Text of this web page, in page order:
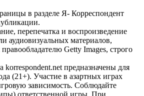
в разделе Я- Корреспондент
перепечатка и воспроизведение
аудиовизуальных материалов,
Getty Images, строго
korrespondent.net предназначены для
(21+). Участие в азартных играх
зависимость. Соблюдайте
ответственной игры. При